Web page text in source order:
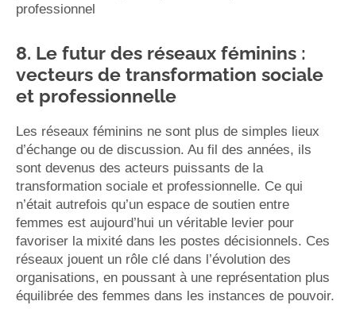
professionnel
8. Le futur des réseaux féminins :
vecteurs de transformation sociale
et professionnelle
Les réseaux féminins ne sont plus de simples lieux
d’échange ou de discussion. Au fil des années, ils
sont devenus des acteurs puissants de la
transformation sociale et professionnelle. Ce qui
n’était autrefois qu’un espace de soutien entre
femmes est aujourd’hui un véritable levier pour
favoriser la mixité dans les postes décisionnels. Ces
réseaux jouent un rôle clé dans l’évolution des
organisations, en poussant à une représentation plus
équilibrée des femmes dans les instances de pouvoir.